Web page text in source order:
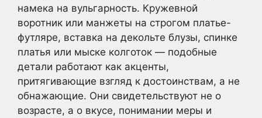
намека на вульгарность. Кружевной
воротник или манжеты на строгом платье-
футляре, вставка на декольте блузы, спинке
платья или мыске колготок — подобные
детали работают как акценты,
притягивающие взгляд к достоинствам, а не
обнажающие. Они свидетельствуют не о
возрасте, а о вкусе, понимании меры и